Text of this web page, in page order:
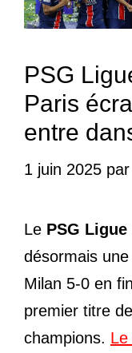
PSG
Paris
entre
1 juin 2025 par
Le PSG
désormais
Milan 5-0 en
premier titre
champions. Le